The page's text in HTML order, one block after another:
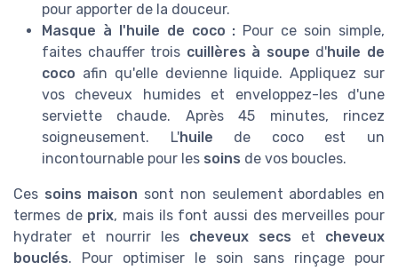
pour apporter de la douceur.
Masque à l'huile de coco : Pour ce soin simple,
faites chauffer trois cuillères à soupe d'huile de
coco afin qu'elle devienne liquide. Appliquez sur
vos cheveux humides et enveloppez-les d'une
serviette chaude. Après 45 minutes, rincez
soigneusement. L'huile de coco est un
incontournable pour les soins de vos boucles.
Ces soins maison sont non seulement abordables en
termes de prix, mais ils font aussi des merveilles pour
hydrater et nourrir les cheveux secs et cheveux
bouclés. Pour optimiser le soin sans rinçage pour